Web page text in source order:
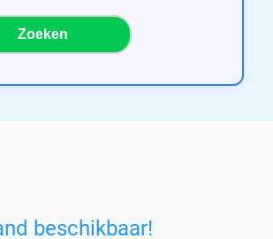
Zoeken
beschikbaar!